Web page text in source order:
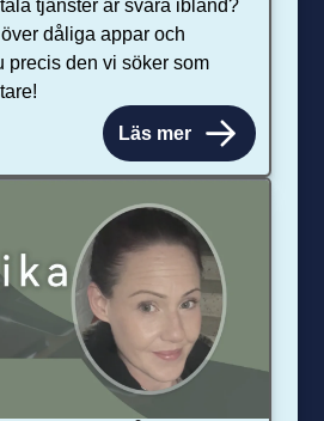
dåliga appar och
precis den vi söker som
Läs mer